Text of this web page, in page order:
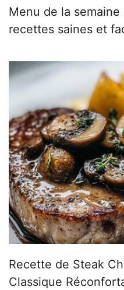
Menu de la
recettes saines et
Recette de Steak
Classique